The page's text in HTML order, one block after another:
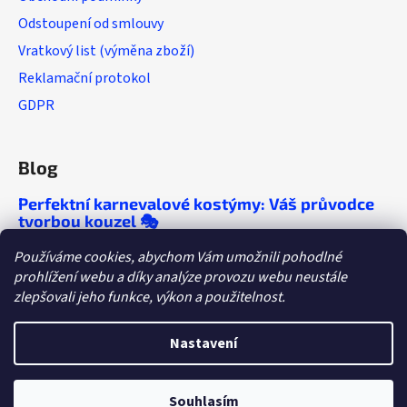
Používáme cookies, abychom Vám umožnili pohodlné
prohlížení webu a díky analýze provozu webu neustále
zlepšovali jeho funkce, výkon a použitelnost.
Nastavení
Souhlasím
Odstoupení od smlouvy
Vratkový list (výměna zboží)
Reklamační protokol
GDPR
Blog
Perfektní karnevalové kostýmy: Váš průvodce
tvorbou kouzel 🎭
🎭 Chcete, aby se o vaší párty mluvilo ještě
roky? Objevte tipy, které vám zaručí
nezapomenutelný večírek!
Dětské tábory a letní párty: Kostýmy, které
letos ovládnou dětskou fantazii